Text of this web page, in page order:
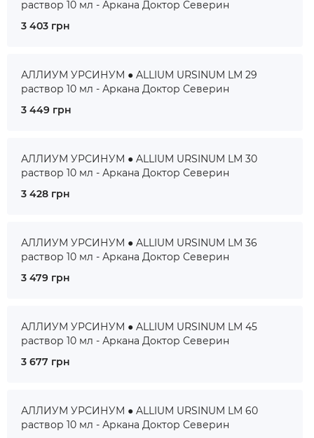
раствор 10 мл - Аркана Доктор Северин
3 403 грн
АЛЛИУМ УРСИНУМ ● ALLIUM URSINUM LM 29
раствор 10 мл - Аркана Доктор Северин
3 449 грн
АЛЛИУМ УРСИНУМ ● ALLIUM URSINUM LM 30
раствор 10 мл - Аркана Доктор Северин
3 428 грн
АЛЛИУМ УРСИНУМ ● ALLIUM URSINUM LM 36
раствор 10 мл - Аркана Доктор Северин
3 479 грн
АЛЛИУМ УРСИНУМ ● ALLIUM URSINUM LM 45
раствор 10 мл - Аркана Доктор Северин
3 677 грн
АЛЛИУМ УРСИНУМ ● ALLIUM URSINUM LM 60
раствор 10 мл - Аркана Доктор Северин